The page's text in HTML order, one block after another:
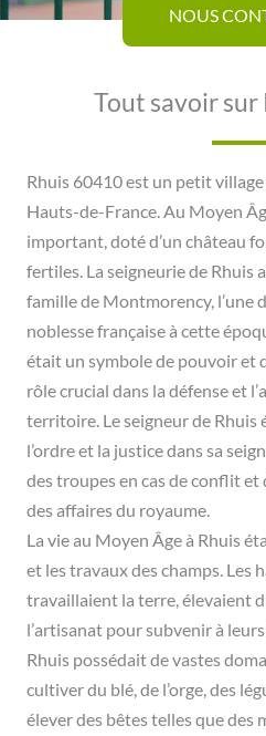
NOUS
Tout savoir sur
Rhuis 60410 est un petit village
Hauts-de-France. Au Moyen
important, doté d’un château
fertiles. La seigneurie de Rhuis
famille de Montmorency, l’une
noblesse française à cette
était un symbole de pouvoir et
rôle crucial dans la défense et
territoire. Le seigneur de Rhuis
l’ordre et la justice dans sa
des troupes en cas de conflit
des affaires du royaume.
La vie au Moyen Âge à Rhuis
et les travaux des champs. Les
travaillaient la terre, élevaient
l’artisanat pour subvenir à
Rhuis possédait de vastes
cultiver du blé, de l’orge, des
élever des bêtes telles que des